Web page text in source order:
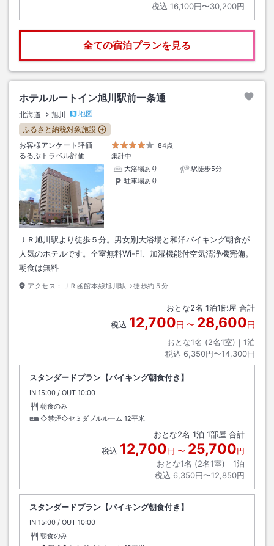
税込 16,100円〜30,200円
全ての宿泊プランを見る
ホテルルートイン旭川駅前一条通
北海道 旭川
地図
ふるさと納税対象施設
お客様アンケート評価
84点
るるぶトラベル評価
集計中
大浴場あり
駅徒歩5分
駐車場あり
ＪＲ旭川駅より徒歩５分。男女別大浴場と和洋バイキング朝食が
人気のホテルです。全室無料Wi-Fi、加湿機能付空気清浄機完備。
朝食は無料
アクセス： ＪＲ函館本線旭川駅→徒歩約５分
おとな2名 1泊1部屋 合計
税込 12,700円 〜 28,600円
おとな1名 (2名1室)｜ 1泊
税込 6,350円〜14,300円
スタンダードプラン【バイキング朝食付き】
IN チェックイン
15:00 / OUT チェックアウト
10:00
朝食のみ
◇禁煙◇セミダブルルーム 12平米
おとな2名 1泊 1部屋 合計
税込 12,700円 〜 25,700円
おとな1名 (2名1室)｜ 1泊
税込 6,350円〜12,850円
スタンダードプラン【バイキング朝食付き】
IN チェックイン
15:00 / OUT チェックアウト
10:00
朝食のみ